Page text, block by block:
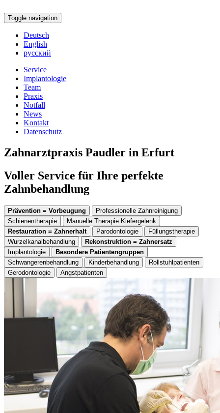
Toggle navigation
Deutsch
English
русский
Service
Implantologie
Team
Praxis
Notfall
News
Kontakt
Datenschutz
Zahnarztpraxis Paudler in Erfurt
Voller Service für Ihre perfekte
Zahnbehandlung
Prävention = Vorbeugung
Professionelle Zahnreinigung
Schienentherapie
Manuelle Therapie Kiefergelenk
Restauration = Zahnerhalt
Parodontologie
Füllungstherapie
Wurzelkanalbehandlung
Rekonstruktion = Zahnersatz
Implantologie
Besondere Patientengruppen
Schwangerenbehandlung
Kinderbehandlung
Rollstuhlpatienten
Gerodontologie
Angstpatienten